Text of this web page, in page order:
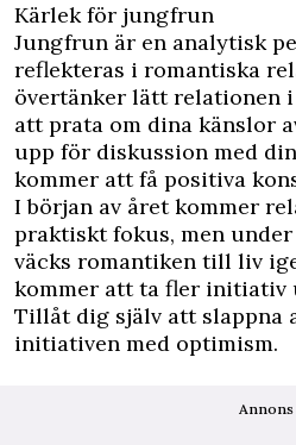
Kärlek för jungfrun
Jungfrun är en analytisk
reflekteras i romantiska
övertänker lätt relationen
att prata om dina känslor
upp för diskussion med
kommer att få positiva
I början av året kommer
praktiskt fokus, men
väcks romantiken till liv
kommer att ta fler initiativ
Tillåt dig själv att slappna
initiativen med optimism.
Annons